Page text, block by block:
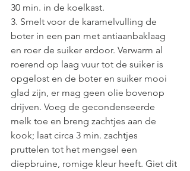
30 min. in de koelkast.
3. Smelt voor de karamelvulling de
boter in een pan met antiaanbaklaag
en roer de suiker erdoor. Verwarm al
roerend op laag vuur tot de suiker is
opgelost en de boter en suiker mooi
glad zijn, er mag geen olie bovenop
drijven. Voeg de gecondenseerde
melk toe en breng zachtjes aan de
kook; laat circa 3 min. zachtjes
pruttelen tot het mengsel een
diepbruine, romige kleur heeft. Giet dit